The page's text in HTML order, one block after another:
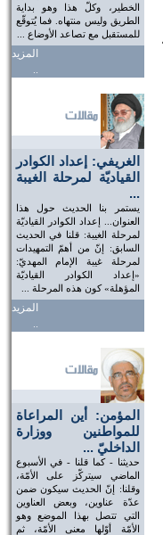
الخطير، وكلّ هذا وهو بداية
الطريق وليس منتهاه. فما يُتوقّع
للمستقبل مع تصاعد الأوضاع ...
المزيد
..
الغريفي: إعداد الكوادر
القياديّة لمرحلة الغيبة
...
يستمر بنا الحديث حول هذا
العنوان... إعداد الكوادر القياديّة
لمرحلة الغيبة: قلنا في الحديث
السابق: إنّ من أهمّ التمهيدات
لمرحلة غيبة الإمام المهديّ:
«إعداد الكوادر القياديّة
المؤهلة» كون هذه المرحلة ...
المزيد
..
المؤمن: أين المراعاة
للمواطنين ووزارة
الداخليّ ...
حديثنا - كما قلنا - في الأسبوع
الماضي سيتركّز على الأمّة،
وقلنا: إنّ الحديث سيكون ضمن
عدّة عناوين، وبعض العناوين
التي تتصل بهذا الموضع وهو
الأمّة أوّلها معنى الأمّة، ثم